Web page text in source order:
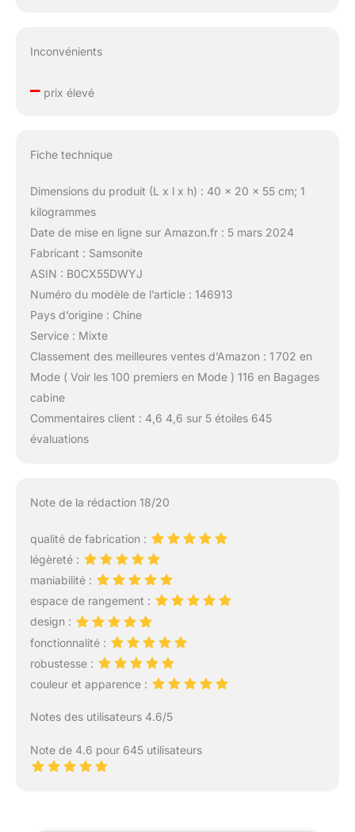
Inconvénients
–prix élevé
Fiche technique
Dimensions du produit (L x l x h) : 40 x 20 x 55 cm; 1
kilogrammes
Date de mise en ligne sur Amazon.fr : 5 mars 2024
Fabricant : Samsonite
ASIN : B0CX55DWYJ
Numéro du modèle de l’article : 146913
Pays d’origine : Chine
Service : Mixte
Classement des meilleures ventes d’Amazon : 1 702 en
Mode ( Voir les 100 premiers en Mode ) 116 en Bagages
cabine
Commentaires client : 4,6 4,6 sur 5 étoiles 645
évaluations
Note de la rédaction 18/20
qualité de fabrication :
légèreté :
maniabilité :
espace de rangement :
design :
fonctionnalité :
robustesse :
couleur et apparence :
Notes des utilisateurs 4.6/5
Note de 4.6 pour 645 utilisateurs